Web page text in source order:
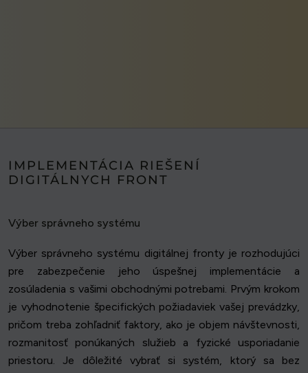
IMPLEMENTÁCIA RIEŠENÍ
DIGITÁLNYCH FRONT
Výber správneho systému
Výber správneho systému digitálnej fronty je rozhodujúci
pre zabezpečenie jeho úspešnej implementácie a
zosúladenia s vašimi obchodnými potrebami. Prvým krokom
je vyhodnotenie špecifických požiadaviek vašej prevádzky,
pričom treba zohľadniť faktory, ako je objem návštevnosti,
rozmanitosť ponúkaných služieb a fyzické usporiadanie
priestoru. Je dôležité vybrať si systém, ktorý sa bez